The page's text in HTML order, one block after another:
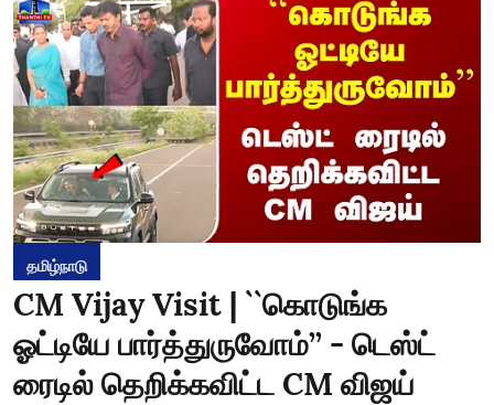
தமிழ்நாடு
CM Vijay Visit | ``கொடுங்க
ஓட்டியே பார்த்துருவோம்’’ - டெஸ்ட்
ரைடில் தெறிக்கவிட்ட CM விஜய்